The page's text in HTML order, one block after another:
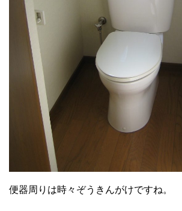
便器周りは時々ぞうきんがけですね。